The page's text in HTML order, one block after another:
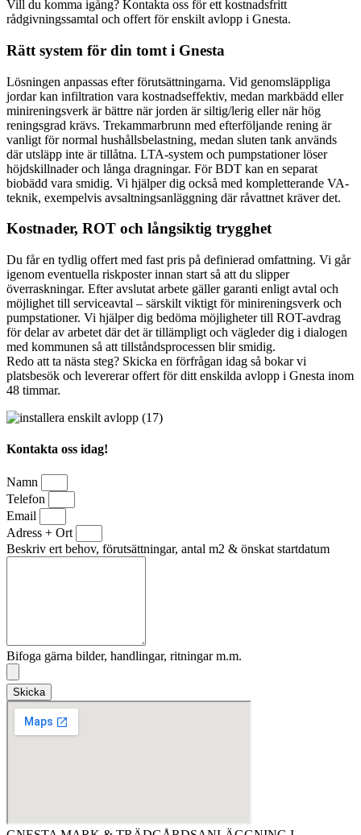
Vill du komma igång? Kontakta oss för ett kostnadsfritt
rådgivningssamtal och offert för enskilt avlopp i Gnesta.
Rätt system för din tomt i Gnesta
Lösningen anpassas efter förutsättningarna. Vid genomsläppliga
jordar kan infiltration vara kostnadseffektiv, medan markbädd eller
minireningsverk är bättre när jorden är siltig/lerig eller när hög
reningsgrad krävs. Trekammarbrunn med efterföljande rening är
vanligt för normal hushållsbelastning, medan sluten tank används
där utsläpp inte är tillåtna. LTA-system och pumpstationer löser
höjdskillnader och långa dragningar. För BDT kan en separat
biobädd vara smidig. Vi hjälper dig också med kompletterande VA-
teknik, exempelvis avsaltningsanläggning där råvattnet kräver det.
Kostnader, ROT och långsiktig trygghet
Du får en tydlig offert med fast pris på definierad omfattning. Vi går
igenom eventuella riskposter innan start så att du slipper
överraskningar. Efter avslutat arbete gäller garanti enligt avtal och
möjlighet till serviceavtal – särskilt viktigt för minireningsverk och
pumpstationer. Vi hjälper dig bedöma möjligheter till ROT-avdrag
för delar av arbetet där det är tillämpligt och vägleder dig i dialogen
med kommunen så att tillståndsprocessen blir smidig.
Redo att ta nästa steg? Skicka en förfrågan idag så bokar vi
platsbesök och levererar offert för ditt enskilda avlopp i Gnesta inom
48 timmar.
Kontakta oss idag!
Namn
Telefon
Email
Adress + Ort
Beskriv ert behov, förutsättningar, antal m2 & önskat startdatum
Bifoga gärna bilder, handlingar, ritningar m.m.
Skicka